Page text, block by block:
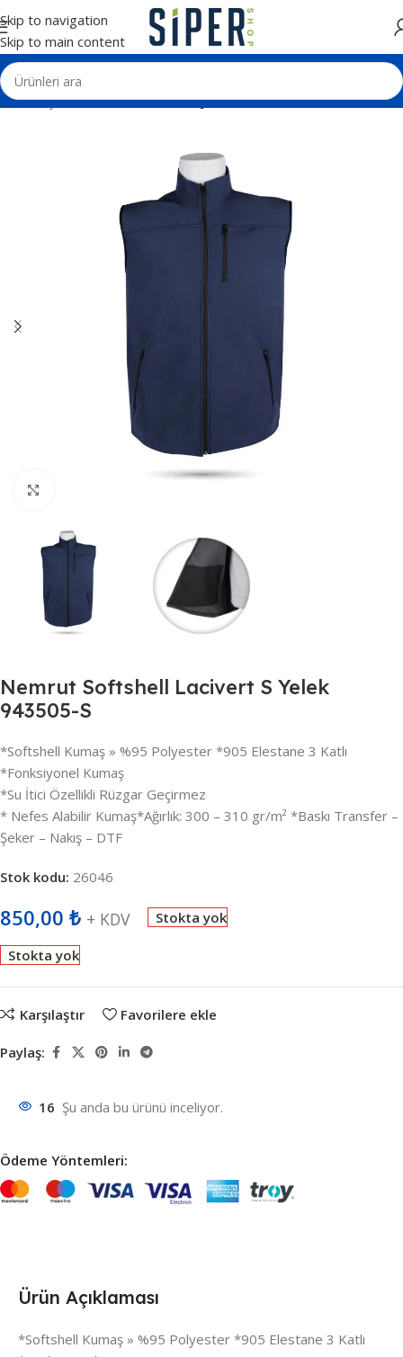
Skip to navigation
Skip to main content
Ana Sayfa Tekstil Ürünleri Softjel Mont ve Yelek
Nemrut Softshell Lacivert S Yelek
943505-S
*Softshell Kumaş » %95 Polyester *905 Elestane 3 Katlı
*Fonksiyonel Kumaş
*Su İtici Özellikli Rüzgar Geçirmez
* Nefes Alabilir Kumaş*Ağırlık: 300 – 310 gr/m² *Baskı Transfer –
Şeker – Nakış – DTF
Stok kodu: 26046
850,00 ₺ + KDV Stokta yok
Stokta yok
Karşılaştır Favorilere ekle
Paylaş:
16 Şu anda bu ürünü inceliyor.
Ödeme Yöntemleri:
Ürün Açıklaması
*Softshell Kumaş » %95 Polyester *905 Elestane 3 Katlı